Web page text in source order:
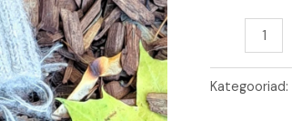
Kategooriad: